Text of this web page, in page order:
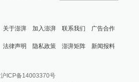
关于澎湃 加入澎湃 联系我们 广告合作
法律声明 隐私政策 澎湃矩阵
澎湃新闻公众号
新闻报料
报料邮箱: news@thepaper.cn
沪ICP备14003370号